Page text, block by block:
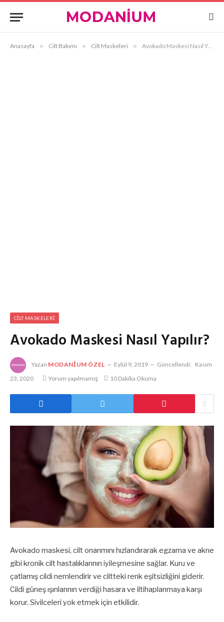
Anasayfa » Cilt Bakımı » Cilt Maskeleri » Avokado Maskesi Nasıl Yapılır?
CILT MASKELERI
Avokado Maskesi Nasıl Yapılır?
Yazan MODANIUM ÖZEL Eylül 9, 2019 Güncellendi: Kasım
23, 2020
Yorum yapılmamış 10 Dakika Okuma
Avokado maskesi, cilt onarımını hızlandırarak egzama ve akne
gibi kronik cilt hastalıklarının iyileşmesine sağlar. Kuru ve
çatlamış cildi nemlendirir ve ciltteki renk eşitsizliğini giderir.
Cildi güneş ışınlarının verdiği hasara ve iltihaplanmaya karşı
korur. Sivilceleri yok etmek için etkilidir.